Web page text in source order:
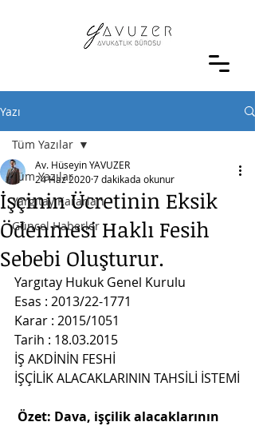
Yazı
Tüm Yazılar
Yargıtay Kararları
Güncel Haberler
Tüm Yazılar
İşçinin Ücretinin Eksik
Ödenmesi Haklı Fesih
Sebebi Oluşturur.
Av. Hüseyin YAVUZER
24 Haz 20207 dakikada okunur
Yargıtay Hukuk Genel Kurulu
Esas : 2013/22-1771
Karar : 2015/1051
Tarih : 18.03.2015
İŞ AKDİNİN FESHİ
İŞÇİLİK ALACAKLARININ TAHSİLİ İSTEMİ
Özet: Dava, işçilik alacaklarının